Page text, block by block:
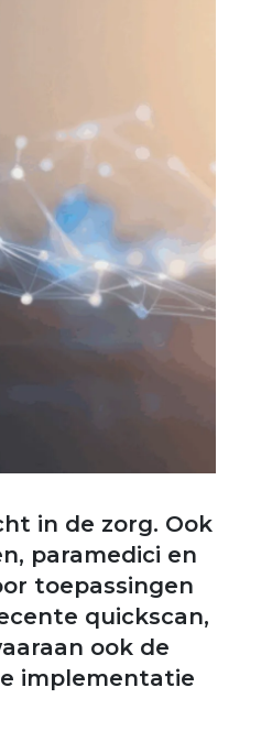
in de zorg. Ook
paramedici en
toepassingen
quickscan,
ook de
implementatie